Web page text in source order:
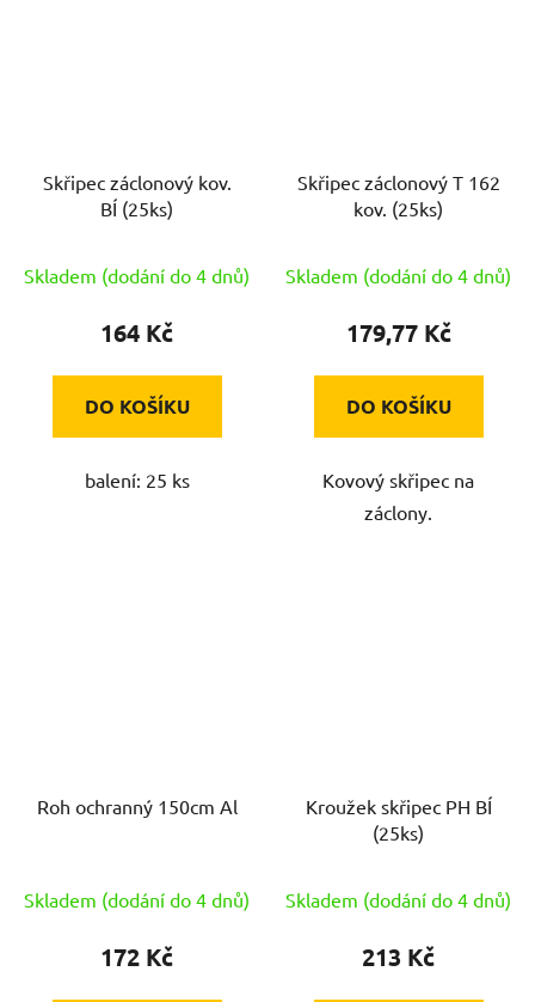
Skřipec záclonový kov.
BÍ (25ks)
Skladem (dodání do 4 dnů)
164 Kč
DO KOŠÍKU
balení: 25 ks
Skřipec záclonový T 162
kov. (25ks)
Skladem (dodání do 4 dnů)
179,77 Kč
DO KOŠÍKU
Kovový skřipec na
záclony.
Roh ochranný 150cm Al
Skladem (dodání do 4 dnů)
172 Kč
Kroužek skřipec PH BÍ
(25ks)
Skladem (dodání do 4 dnů)
213 Kč